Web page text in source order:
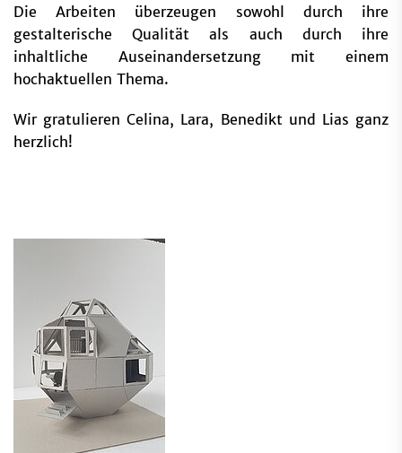
Die Arbeiten überzeugen sowohl durch ihre
gestalterische Qualität als auch durch ihre
inhaltliche Auseinandersetzung mit einem
hochaktuellen Thema.
Wir gratulieren Celina, Lara, Benedikt und Lias ganz
herzlich!